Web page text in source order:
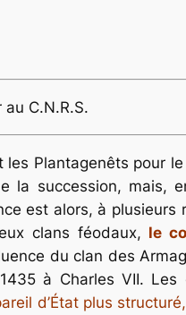
C.N.R.S.
Plantagenêts pour
succession, mais,
est alors, à
clans féodaux, le
du clan des
à Charles VII.
d’État plus